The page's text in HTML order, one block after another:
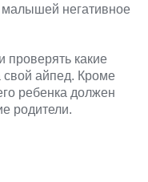
малышей негативное
проверять какие
свой айпед. Кроме
ребенка должен
родители.